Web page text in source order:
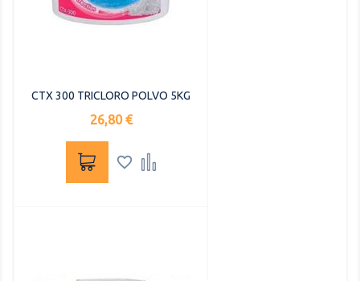
CTX 300 TRICLORO POLVO 5KG
Precio
26,80 €
 